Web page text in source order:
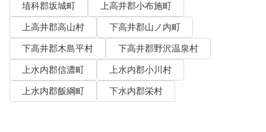
埴科郡坂城町
上高井郡小布施町
上高井郡高山村
下高井郡山ノ内町
下高井郡木島平村
下高井郡野沢温泉村
上水内郡信濃町
上水内郡小川村
上水内郡飯綱町
下水内郡栄村